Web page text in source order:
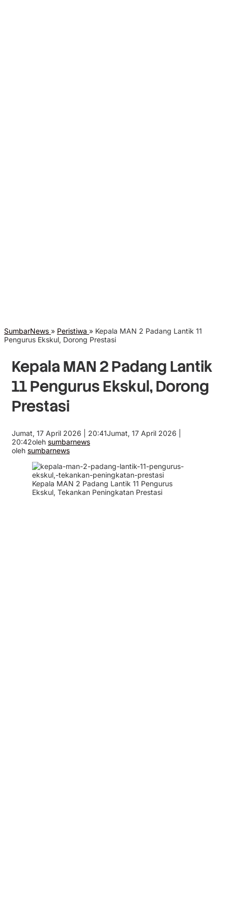
SumbarNews » Peristiwa » Kepala MAN 2 Padang Lantik 11
Pengurus Ekskul, Dorong Prestasi
Kepala MAN 2 Padang Lantik
11 Pengurus Ekskul, Dorong
Prestasi
Jumat, 17 April 2026 | 20:41Jumat, 17 April 2026 |
20:42oleh sumbarnews
oleh sumbarnews
Kepala MAN 2 Padang Lantik 11 Pengurus
Ekskul, Tekankan Peningkatan Prestasi